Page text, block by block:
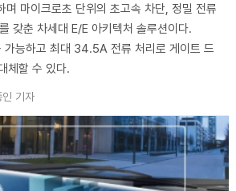
마이크로초 단위의 초고속 차단, 정밀 전류
갖춘 차세대 E/E 아키텍처 솔루션이다.
능하고 최대 34.5A 전류 처리로 게이트 드
체할 수 있다.
인 기자